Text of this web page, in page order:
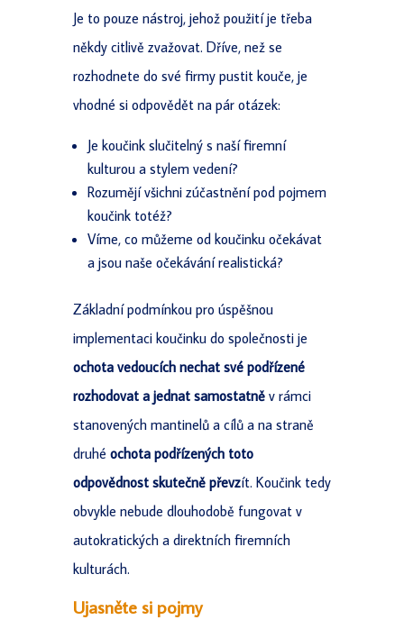
Je to pouze nástroj, jehož použití je třeba
někdy citlivě zvažovat. Dříve, než se
rozhodnete do své firmy pustit kouče, je
vhodné si odpovědět na pár otázek:
Je koučink slučitelný s naší firemní
kulturou a stylem vedení?
Rozumějí všichni zúčastnění pod pojmem
koučink totéž?
Víme, co můžeme od koučinku očekávat
a jsou naše očekávání realistická?
Základní podmínkou pro úspěšnou
implementaci koučinku do společnosti je
ochota vedoucích nechat své podřízené
rozhodovat a jednat samostatněv rámci
stanovených mantinelů a cílů a na straně
druhé ochota podřízených toto
odpovědnost skutečně převzít. Koučink tedy
obvykle nebude dlouhodobě fungovat v
autokratických a direktních firemních
kulturách.
Ujasněte si pojmy